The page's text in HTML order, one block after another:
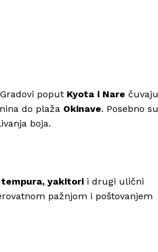
poput Kyota i Nare čuvaju
do plaža Okinave. Posebno su
boja.
tempura, yakitori i drugi ulični
pažnjom i poštovanjem